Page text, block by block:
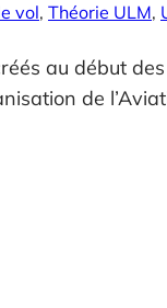
vol, Théorie ULM,
au début
de